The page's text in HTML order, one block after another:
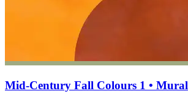
Mid-Century Fall Colours 1 • Mural